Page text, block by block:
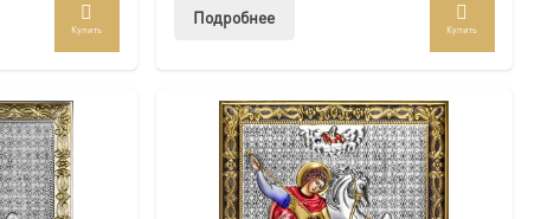
Купить
Подробнее
Купить